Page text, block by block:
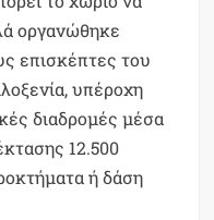
οργανώθηκε
επισκέπτες του
υπέροχη
διαδρομές μέσα
12.500
ή δάση